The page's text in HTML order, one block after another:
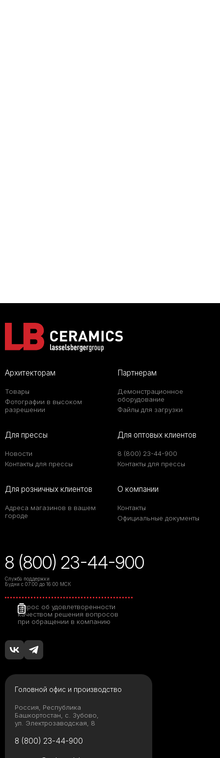
Архитекторам
Товары
Фотографии в высоком
разрешении
Партнерам
Демонстрационное
оборудование
Файлы для загрузки
Для прессы
Новости
Контакты для прессы
Для оптовых клиентов
8 (800) 23-44-900
Контакты для прессы
Для розничных клиентов
Адреса магазинов в вашем
городе
О компании
Контакты
Официальные документы
8 (800) 23-44-900
Служба поддержки
Будни с 07:00 до 16:00 МСК
Опрос об удовлетворенности
качеством решения вопросов
при обращении в компанию
Головной офис и производство
Россия, Республика
Башкортостан, с. Зубово,
ул. Электрозаводская, 8
8 (800) 23-44-900